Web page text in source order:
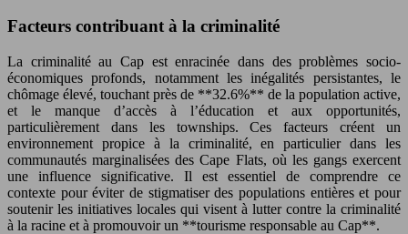
Facteurs contribuant à la criminalité
La criminalité au Cap est enracinée dans des problèmes socio-
économiques profonds, notamment les inégalités persistantes, le
chômage élevé, touchant près de **32.6%** de la population active,
et le manque d’accès à l’éducation et aux opportunités,
particulièrement dans les townships. Ces facteurs créent un
environnement propice à la criminalité, en particulier dans les
communautés marginalisées des Cape Flats, où les gangs exercent
une influence significative. Il est essentiel de comprendre ce
contexte pour éviter de stigmatiser des populations entières et pour
soutenir les initiatives locales qui visent à lutter contre la criminalité
à la racine et à promouvoir un **tourisme responsable au Cap**.